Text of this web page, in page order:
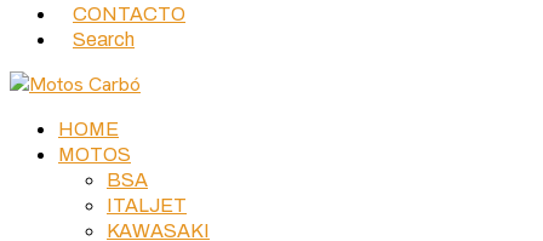
CONTACTO
Search
HOME
MOTOS
BSA
ITALJET
KAWASAKI